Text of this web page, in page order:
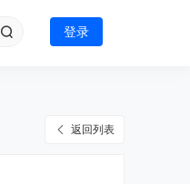
登录
返回列表